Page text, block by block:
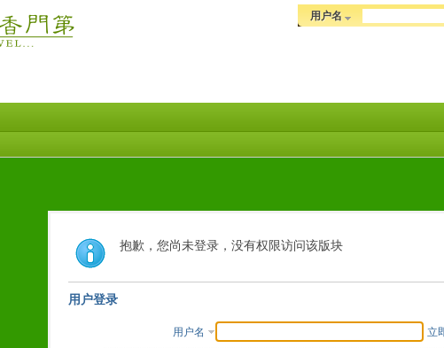
用户名
抱歉，您尚未登录，没有权限访问该版块
用户登录
用户名 立